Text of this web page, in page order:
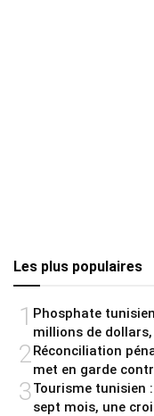
Les plus populaires
1 Phosphate
millions de
2Réconciliation
met en garde
3Tourisme tunisien
sept mois, une